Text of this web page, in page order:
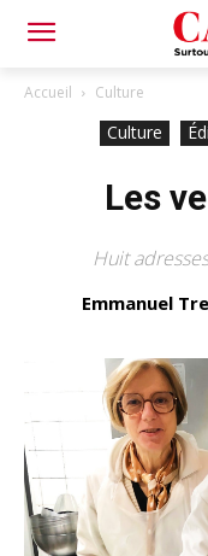
Accueil Culture
Culture
Les
Huit
Emmanuel